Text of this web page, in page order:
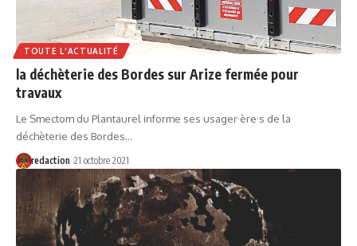
TOUTE L'ACTUALITÉ
la déchèterie des Bordes sur Arize fermée pour
travaux
Le Smectom du Plantaurel informe ses usager·ère·s de la
déchèterie des Bordes…
redaction 21 octobre 2021